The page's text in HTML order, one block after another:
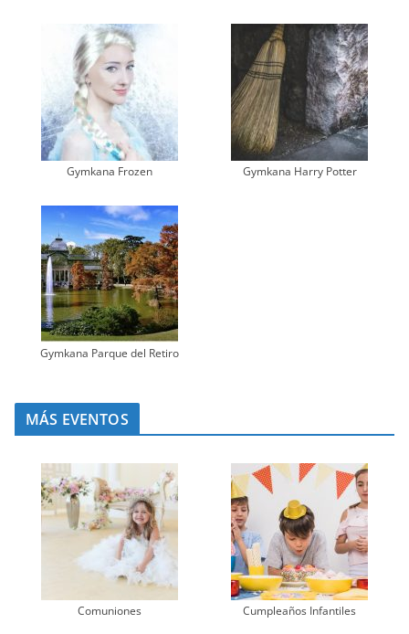
Gymkana Frozen Gymkana Harry Potter
Gymkana Parque del Retiro
MÁS EVENTOS
Comuniones Cumpleaños Infantiles